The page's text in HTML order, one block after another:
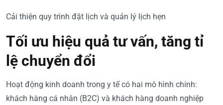
Cải thiện quy trình đặt lịch và quản lý lịch hẹn
Tối ưu hiệu quả tư vấn, tăng tỉ
lệ chuyển đổi
Hoạt động kinh doanh trong y tế có hai mô hình chính:
khách hàng cá nhân (B2C) và khách hàng doanh nghiệp